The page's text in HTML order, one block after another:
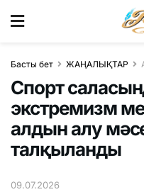
Басты бет ЖАҢАЛЫҚТАР
Спорт
экстремизм
алдын алу
талқыланды
09.07.2026